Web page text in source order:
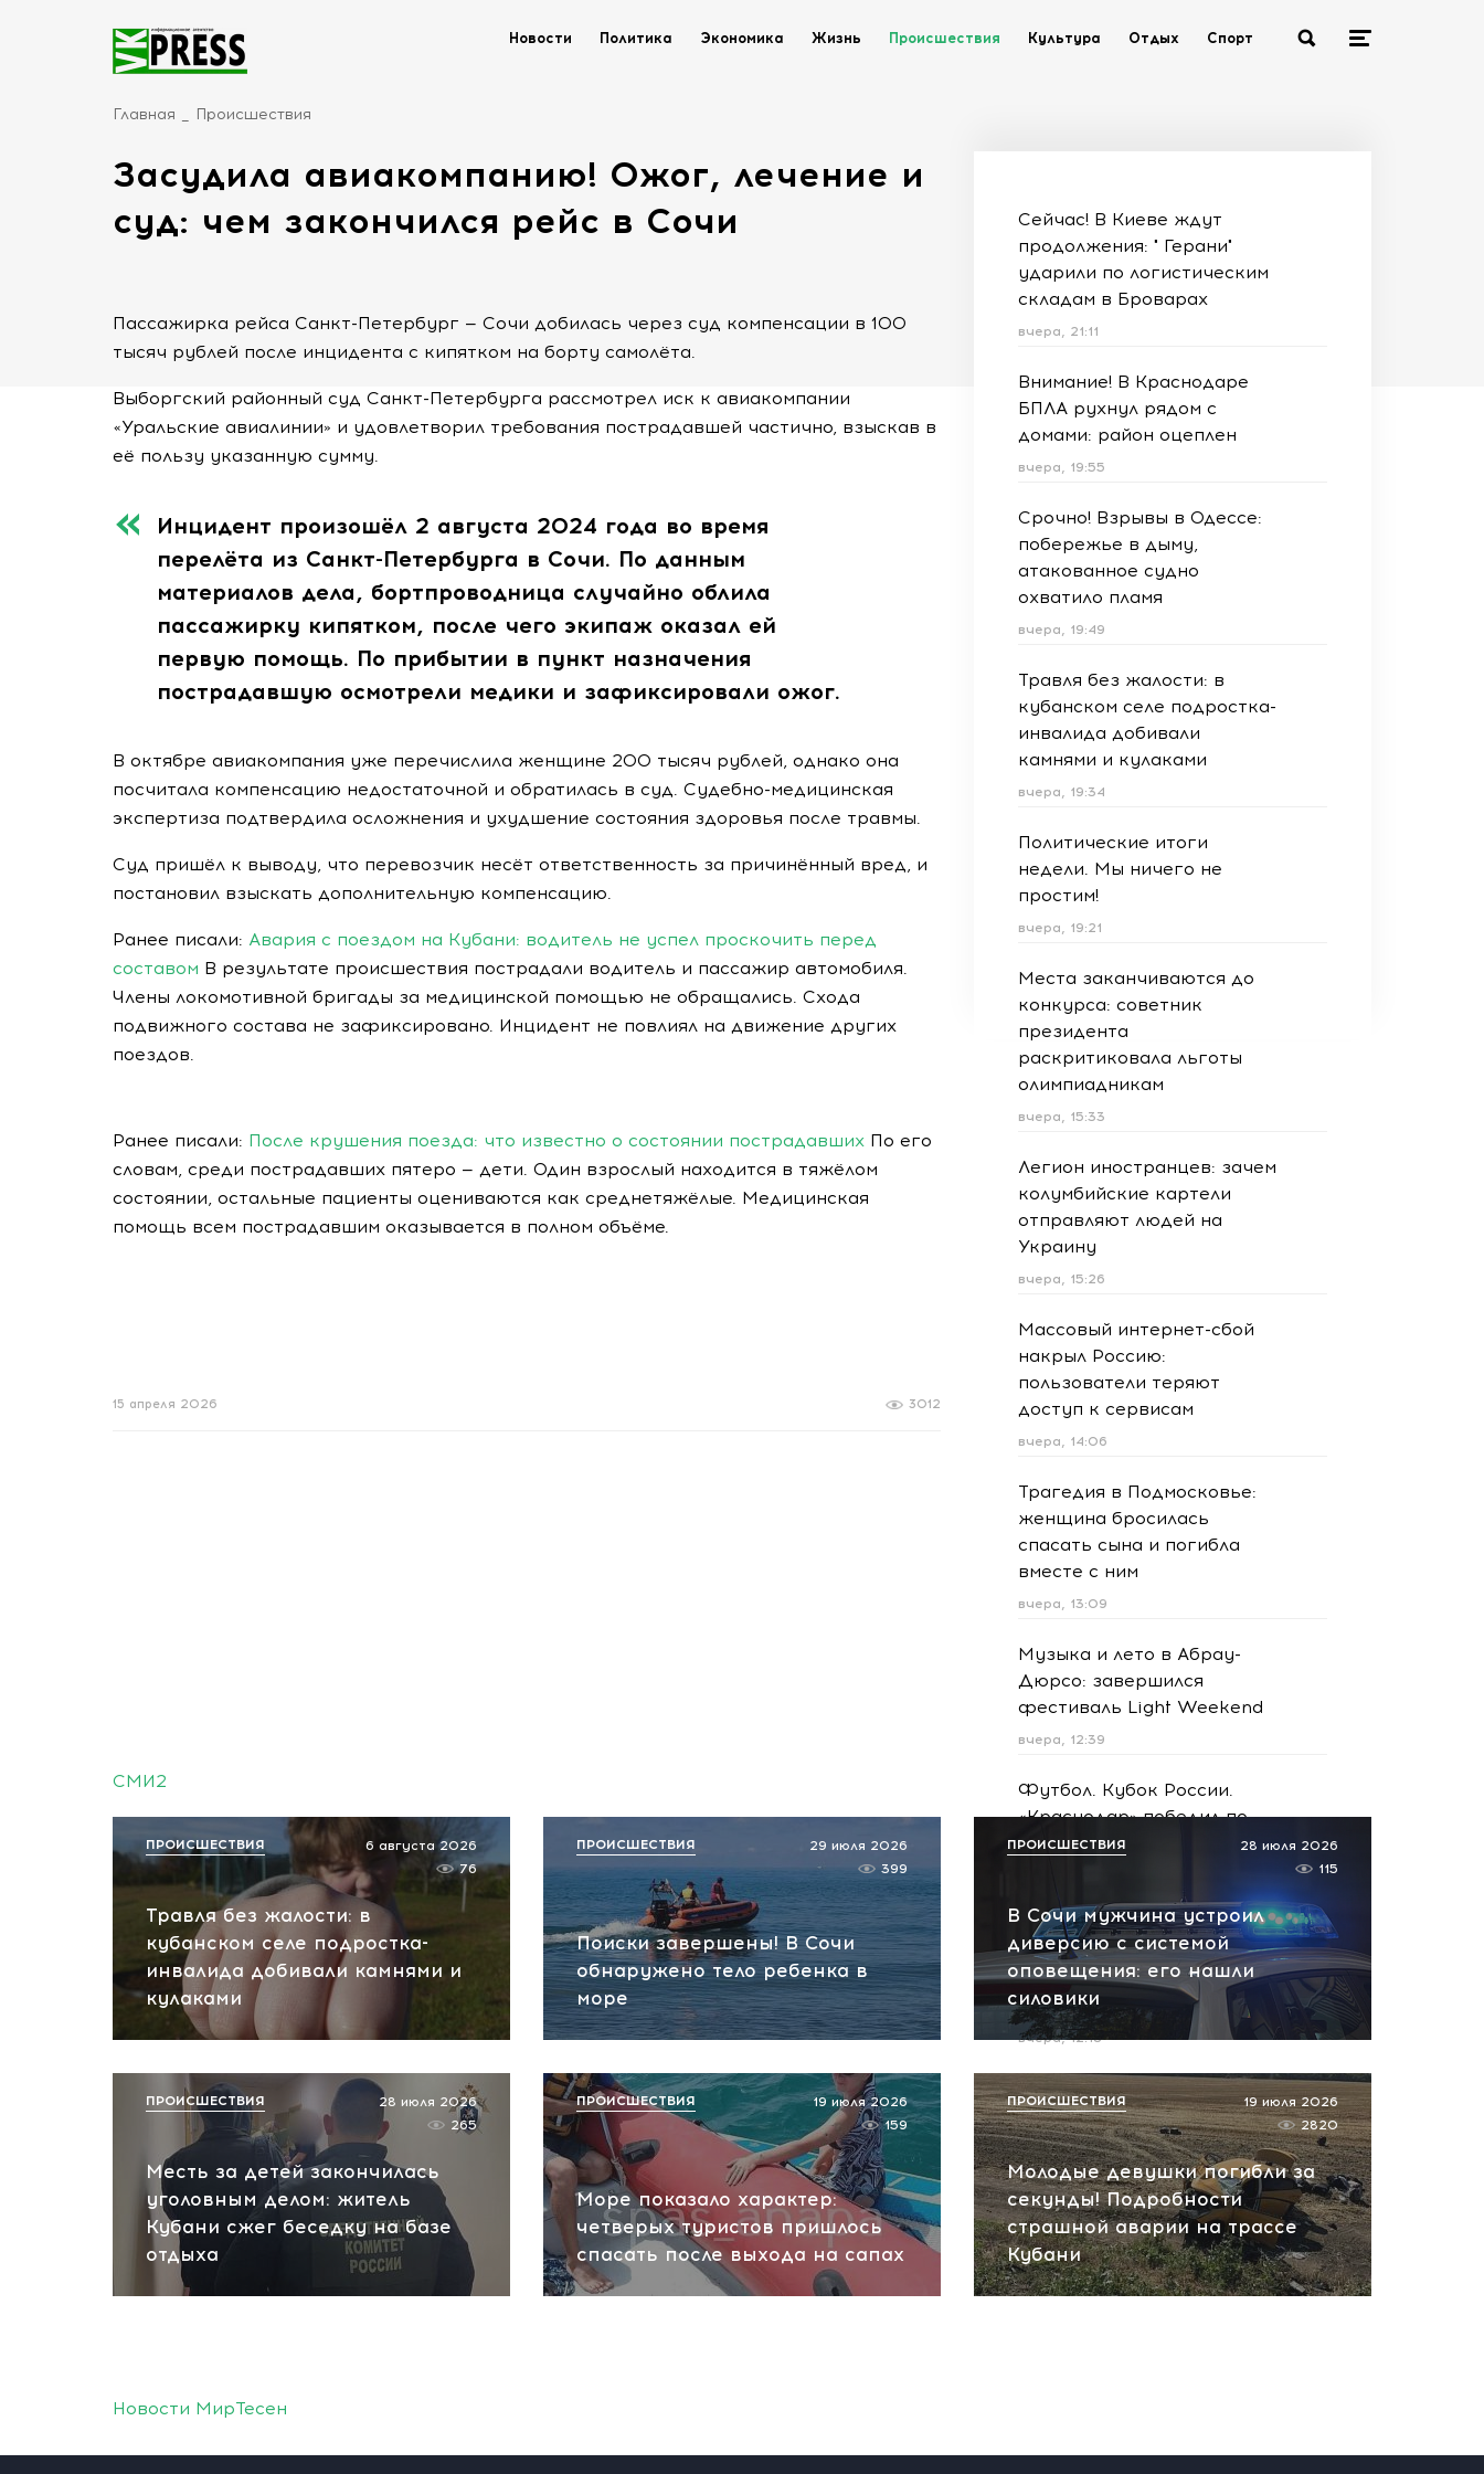
Новости Политика Экономика Жизнь Происшествия Культура Отдых Спорт
Главная Происшествия
Засудила авиакомпанию! Ожог, лечение и
суд: чем закончился рейс в Сочи
Пассажирка рейса Санкт-Петербург — Сочи добилась через суд компенсации в 100
тысяч рублей после инцидента с кипятком на борту самолёта.
Выборгский районный суд Санкт-Петербурга рассмотрел иск к авиакомпании
«Уральские авиалинии» и удовлетворил требования пострадавшей частично, взыскав в
её пользу указанную сумму.
Инцидент произошёл 2 августа 2024 года во время
перелёта из Санкт-Петербурга в Сочи. По данным
материалов дела, бортпроводница случайно облила
пассажирку кипятком, после чего экипаж оказал ей
первую помощь. По прибытии в пункт назначения
пострадавшую осмотрели медики и зафиксировали ожог.
В октябре авиакомпания уже перечислила женщине 200 тысяч рублей, однако она
посчитала компенсацию недостаточной и обратилась в суд. Судебно-медицинская
экспертиза подтвердила осложнения и ухудшение состояния здоровья после травмы.
Суд пришёл к выводу, что перевозчик несёт ответственность за причинённый вред, и
постановил взыскать дополнительную компенсацию.
Ранее писали: Авария с поездом на Кубани: водитель не успел проскочить перед
составом В результате происшествия пострадали водитель и пассажир автомобиля.
Члены локомотивной бригады за медицинской помощью не обращались. Схода
подвижного состава не зафиксировано. Инцидент не повлиял на движение других
поездов.
Ранее писали: После крушения поезда: что известно о состоянии пострадавших По его
словам, среди пострадавших пятеро — дети. Один взрослый находится в тяжёлом
состоянии, остальные пациенты оцениваются как среднетяжёлые. Медицинская
помощь всем пострадавшим оказывается в полном объёме.
3012
15 апреля 2026
Сейчас! В Киеве ждут
продолжения: " Герани"
ударили по логистическим
складам в Броварах
вчера, 21:11
Внимание! В Краснодаре
БПЛА рухнул рядом с
домами: район оцеплен
вчера, 19:55
Срочно! Взрывы в Одессе:
побережье в дыму,
атакованное судно
охватило пламя
вчера, 19:49
Травля без жалости: в
кубанском селе подростка-
инвалида добивали
камнями и кулаками
вчера, 19:34
Политические итоги
недели. Мы ничего не
простим!
вчера, 19:21
Места заканчиваются до
конкурса: советник
президента
раскритиковала льготы
олимпиадникам
вчера, 15:33
Легион иностранцев: зачем
колумбийские картели
отправляют людей на
Украину
вчера, 15:26
Массовый интернет-сбой
накрыл Россию:
пользователи теряют
доступ к сервисам
вчера, 14:06
Трагедия в Подмосковье:
женщина бросилась
спасать сына и погибла
вместе с ним
вчера, 13:09
Музыка и лето в Абрау-
Дюрсо: завершился
фестиваль Light Weekend
вчера, 12:39
Футбол. Кубок России.
«Краснодар» победил по
пенальти «Ахмат»
Масштабная атака на
Ярославскую область!
Обломки БПЛА вызвали
пожар на НПЗ
вчера, 12:18
СМИ2
Травля без жалости: в
кубанском селе подростка-
инвалида добивали камнями и
кулаками
6 августа 2026
76
ПРОИСШЕСТВИЯ
Поиски завершены! В Сочи
обнаружено тело ребенка в
море
29 июля 2026
399
ПРОИСШЕСТВИЯ
В Сочи мужчина устроил
диверсию с системой
оповещения: его нашли
силовики
28 июля 2026
115
ПРОИСШЕСТВИЯ
Месть за детей закончилась
уголовным делом: житель
Кубани сжег беседку на базе
отдыха
28 июля 2026
265
ПРОИСШЕСТВИЯ
Море показало характер:
четверых туристов пришлось
спасать после выхода на сапах
19 июля 2026
159
ПРОИСШЕСТВИЯ
Молодые девушки погибли за
секунды! Подробности
страшной аварии на трассе
Кубани
19 июля 2026
2820
ПРОИСШЕСТВИЯ
Новости МирТесен